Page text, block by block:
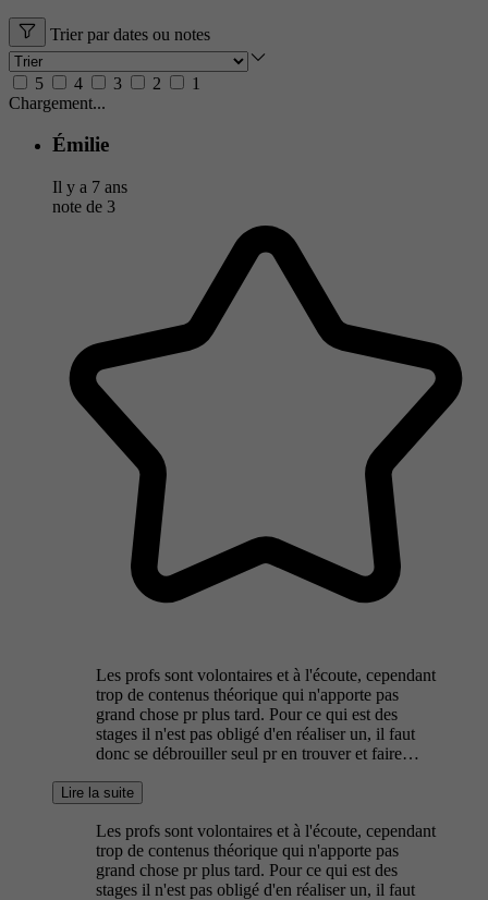
Trier par dates ou notes
5 4 3 2
1
Chargement...
Émilie
Il y a 7 ans
note de 3
Les profs sont volontaires et à l'écoute, cependant
trop de contenus théorique qui n'apporte pas
grand chose pr plus tard. Pour ce qui est des
stages il n'est pas obligé d'en réaliser un, il faut
donc se débrouiller seul pr en trouver et faire…
Lire la suite
Les profs sont volontaires et à l'écoute, cependant
trop de contenus théorique qui n'apporte pas
grand chose pr plus tard. Pour ce qui est des
stages il n'est pas obligé d'en réaliser un, il faut